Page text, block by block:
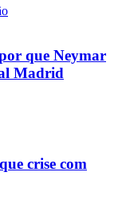
que Neymar
Madrid
crise com